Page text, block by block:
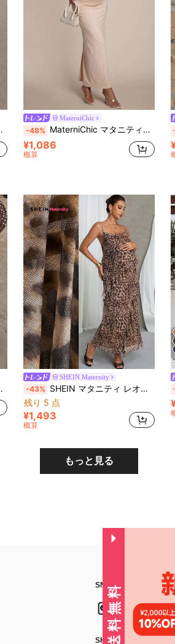
MaterniChic
-48% MaterniChic マタニティ夏 ミニマリスト 無地 ホールアウト ワンショルダードレス
¥1,086
概算
SHEIN Maternity
-43% SHEIN マタニティ レオパード柄 ノースリーブ ワンピース
残り 5 点
¥1,493
概算
もっと見る
SNSフォローはこちら：
SHEIN STYLE NEWSを